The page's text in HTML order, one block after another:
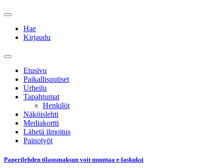
Hae
Kirjaudu
Etusivu
Paikallisuutiset
Urheilu
Tapahtumat
Henkilöt
Näköislehti
Mediakortti
Lähetä ilmoitus
Painotyöt
Paperilehden tilausmaksun voit muuttaa e-laskuksi